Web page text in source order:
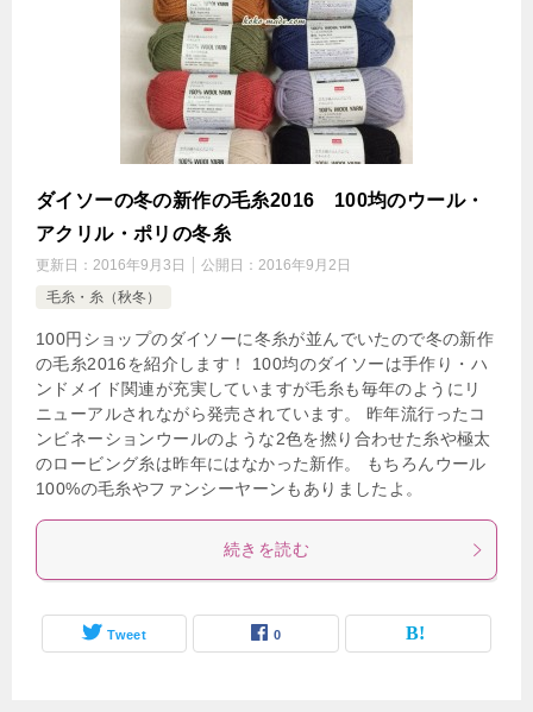
ダイソーの冬の新作の毛糸2016 100均のウール・
アクリル・ポリの冬糸
更新日： 2016年9月3日 公開日： 2016年9月2日
毛糸・糸（秋冬）
100円ショップのダイソーに冬糸が並んでいたので冬の新作
の毛糸2016を紹介します！ 100均のダイソーは手作り・ハ
ンドメイド関連が充実していますが毛糸も毎年のようにリ
ニューアルされながら発売されています。 昨年流行ったコ
ンビネーションウールのような2色を撚り合わせた糸や極太
のロービング糸は昨年にはなかった新作。 もちろんウール
100%の毛糸やファンシーヤーンもありましたよ。
続きを読む
Tweet 0